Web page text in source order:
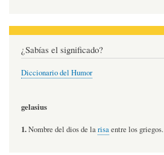
¿Sabías el significado?
Diccionario del Humor
gelasius
1.Nombre del dios de larisaentre los griegos.